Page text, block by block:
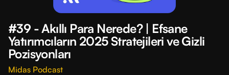
#39 - Akıllı Para Nerede? | Efsane
Yatırımcıların 2025 Stratejileri ve Gizli
Pozisyonları
Midas Podcast